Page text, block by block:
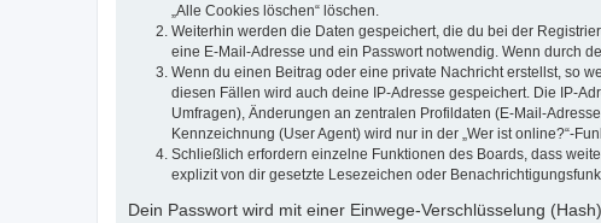
„Alle Cookies löschen“ löschen.
Weiterhin werden die Daten gespeichert, die du bei der
eine E-Mail-Adresse und ein Passwort notwendig. Wenn durch
Wenn du einen Beitrag oder eine private Nachricht erstellst, so
diesen Fällen wird auch deine IP-Adresse gespeichert. Die IP-
Umfragen), Änderungen an zentralen Profildaten (E-Mail-
Kennzeichnung (User Agent) wird nur in der „Wer ist online?“-
Schließlich erfordern einzelne Funktionen des Boards, dass
explizit von dir gesetzte Lesezeichen oder
Dein Passwort wird mit einer Einwege-Verschlüsselung